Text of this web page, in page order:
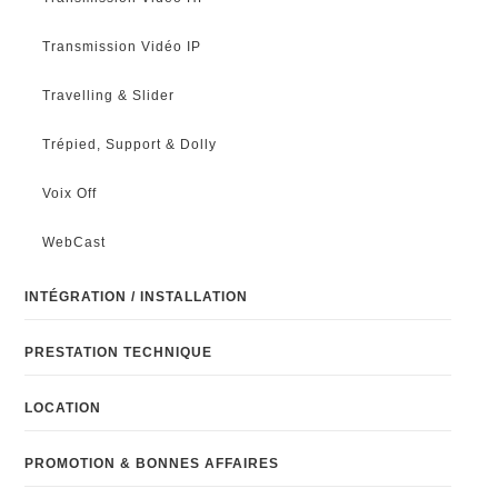
Transmission Vidéo IP
Travelling & Slider
Trépied, Support & Dolly
Voix Off
WebCast
INTÉGRATION / INSTALLATION
PRESTATION TECHNIQUE
LOCATION
PROMOTION & BONNES AFFAIRES